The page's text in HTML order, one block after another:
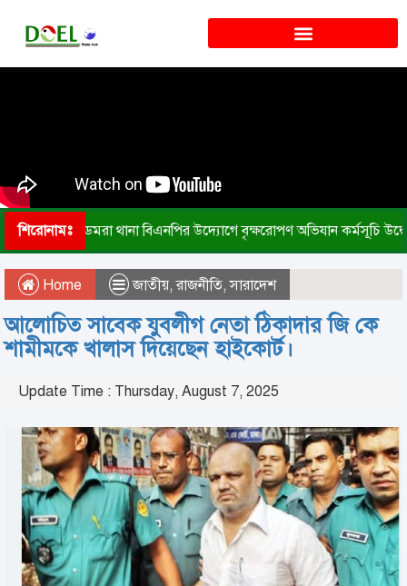
শিরোনামঃ ডেমরা থানা বিএনপির উদ্যোগে বৃক্ষরোপণ অভিযান কর্মসূচি
Home জাতীয়,রাজনীতি,সারাদেশ
আলোচিত সাবেক যুবলীগ নেতা ঠিকাদার জি কে
শামীমকে খালাস দিয়েছেন হাইকোর্ট।
Update Time : Thursday, August 7, 2025